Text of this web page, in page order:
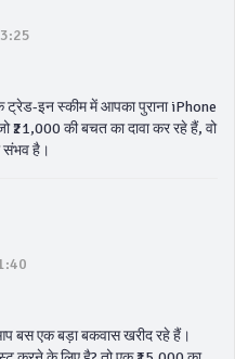
इन स्कीम में आपका पुराना iPhone
₹21,000 की बचत का दावा कर रहे हैं, वो
है।
बस एक बड़ा बकवास खरीद रहे हैं।